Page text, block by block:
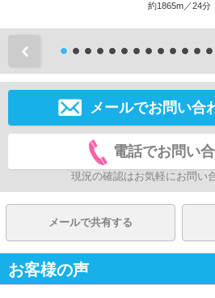
約1865m／24分
メールでお問い合
電話でお問い
現況の確認はお気軽にお問い
メールで共有する
お客様の声